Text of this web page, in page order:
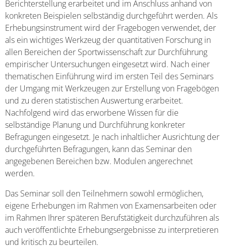
Berichterstellung erarbeitet und im Anschluss anhand von
konkreten Beispielen selbständig durchgeführt werden. Als
Erheb­ungsinstrument wird der Fragebogen verwendet, der
als ein wichtiges Werkzeug der quantitativen Forschung in
allen Bereichen der Sportwissenschaft zur Durchführung
empirischer Unter­suchungen eingesetzt wird. Nach einer
thematischen Einführung wird im ersten Teil des Seminars
der Umgang mit Werkzeugen zur Erstellung von Fragebögen
und zu deren statistischen Auswertung erarbeitet.
Nachfolgend wird das erworbene Wissen für die
selbständige Planung und Durchführung konkreter
Befragungen eingesetzt. Je nach inhaltlicher Ausrichtung der
durch­geführten Befragungen, kann das Seminar den
angegebenen Bereichen bzw. Modulen ange­rechnet
werden.
Das Seminar soll den Teilnehmern sowohl ermöglichen,
eigene Erhebungen im Rahmen von Examensarbeiten oder
im Rahmen Ihrer späteren Berufstätigkeit durchzuführen als
auch veröffentlichte Erhebungsergebnisse zu interpretieren
und kritisch zu beurteilen.